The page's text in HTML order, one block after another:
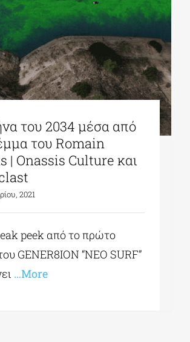
του 2034 μέσα από
του Romain
| Onassis Culture και
2021
peek από το πρώτο
GENER8ION “NEO SURF”
…More